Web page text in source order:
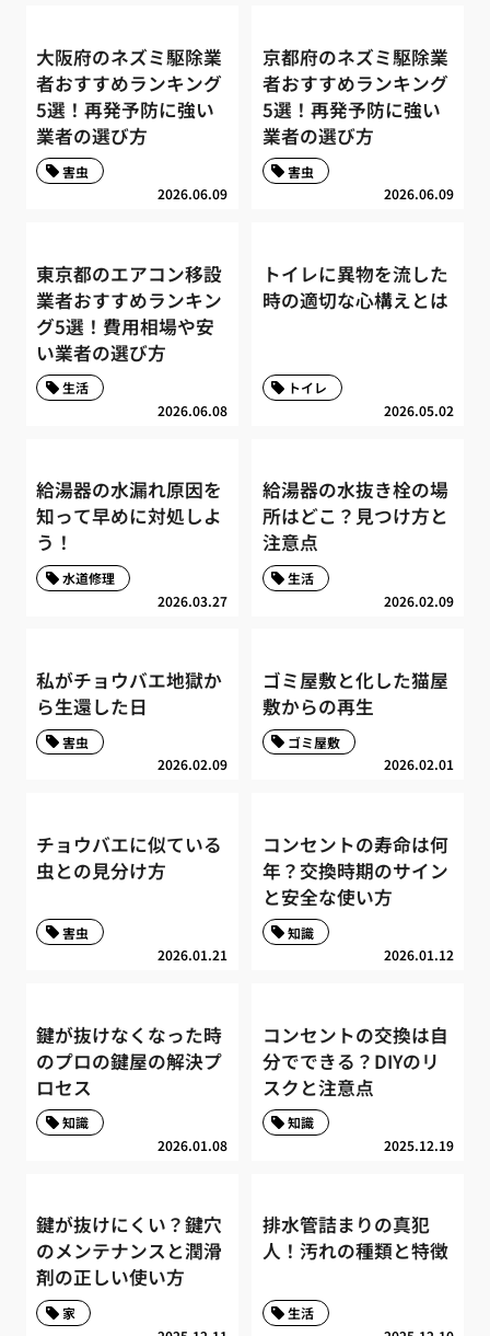
大阪府のネズミ駆除業
者おすすめランキング
5選！再発予防に強い
業者の選び方
2026.06.09
害虫
京都府のネズミ駆除業
者おすすめランキング
5選！再発予防に強い
業者の選び方
2026.06.09
害虫
東京都のエアコン移設
業者おすすめランキン
グ5選！費用相場や安
い業者の選び方
2026.06.08
生活
トイレに異物を流した
時の適切な心構えとは
2026.05.02
トイレ
給湯器の水漏れ原因を
知って早めに対処しよ
う！
2026.03.27
水道修理
給湯器の水抜き栓の場
所はどこ？見つけ方と
注意点
2026.02.09
生活
私がチョウバエ地獄か
ら生還した日
2026.02.09
害虫
ゴミ屋敷と化した猫屋
敷からの再生
2026.02.01
ゴミ屋敷
チョウバエに似ている
虫との見分け方
2026.01.21
害虫
コンセントの寿命は何
年？交換時期のサイン
と安全な使い方
2026.01.12
知識
鍵が抜けなくなった時
のプロの鍵屋の解決プ
ロセス
2026.01.08
知識
コンセントの交換は自
分でできる？DIYのリ
スクと注意点
2025.12.19
知識
鍵が抜けにくい？鍵穴
のメンテナンスと潤滑
剤の正しい使い方
家
排水管詰まりの真犯
人！汚れの種類と特徴
生活